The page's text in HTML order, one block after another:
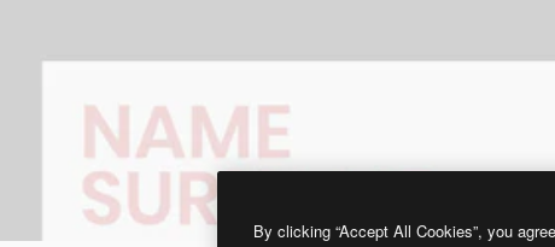
By clicking “Accept All Cookies”, you